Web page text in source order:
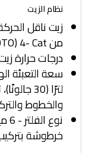
نظام الزيت
زيت ناقل
من Cat ‏-4 (TDTO)
درجات حرارة
لترًا (30
والخطوط
خرطوشة